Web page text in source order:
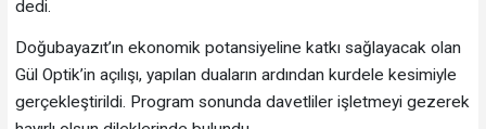
dedi.
Doğubayazıt’ın ekonomik potansiyeline katkı sağlayacak olan
Gül Optik’in açılışı, yapılan duaların ardından kurdele kesimiyle
gerçekleştirildi. Program sonunda davetliler işletmeyi gezerek